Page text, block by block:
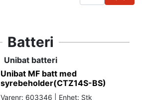
Batteri
Unibat batteri
Unibat MF batt med
syrebeholder(CTZ14S-BS)
Varenr: 603346 | Enhet: Stk